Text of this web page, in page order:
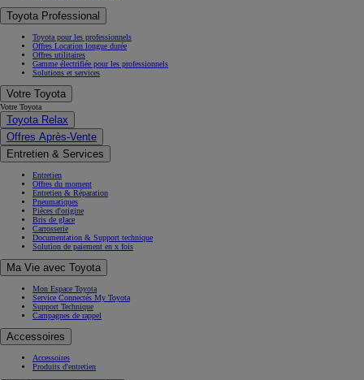
Toyota Professional
Toyota pour les professionnels
Offres Location longue durée
Offres utilitaires
Gamme électrifiée pour les professionnels
Solutions et services
Votre Toyota
Votre Toyota
Toyota Relax
Offres Après-Vente
Entretien & Services
Entretien
Offres du moment
Entretien & Réparation
Pneumatiques
Pièces d'origine
Bris de glace
Carrosserie
Documentation & Support technique
Solution de paiement en x fois
Ma Vie avec Toyota
Mon Espace Toyota
Service Connectés My Toyota
Support Technique
Campagnes de rappel
Accessoires
Accessoires
Produits d'entretien